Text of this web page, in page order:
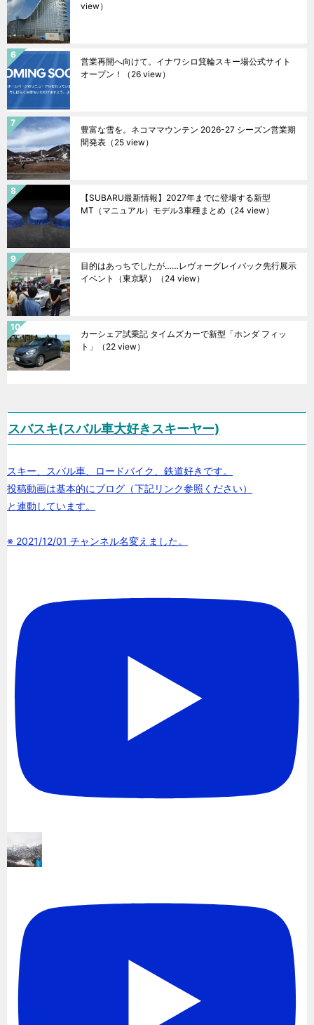
view）
営業再開へ向けて。イナワシロ箕輪スキー場公式サイト
オープン！
（26 view）
豊富な雪を。ネコママウンテン 2026-27 シーズン営業期
間発表 （25 view）
【SUBARU最新情報】2027年までに登場する新型
MT（マニュアル）モデル3車種まとめ （24 view）
目的はあっちでしたが……レヴォーグレイバック先行展示
イベント（東京駅）
（24 view）
カーシェア試乗記 タイムズカーで新型「ホンダ フィッ
ト」
（22 view）
スバスキ(スバル車大好きスキーヤー)
スキー、スバル車、ロードバイク、鉄道好きです。
投稿動画は基本的にブログ（下記リンク参照ください）
と連動しています。
※ 2021/12/01 チャンネル名変えました。